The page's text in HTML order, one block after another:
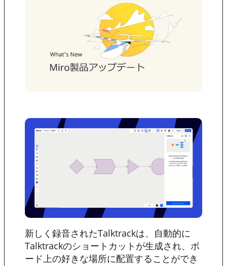
新しく録音されたTalktrackは、自動的に
Talktrackのショートカットが生成され、ボ
ード上の好きな場所に配置することができ